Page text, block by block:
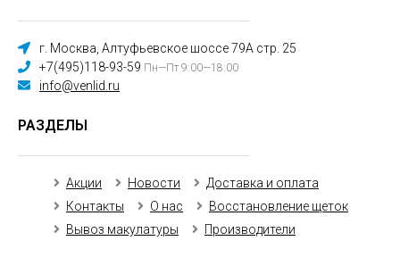
г. Москва, Алтуфьевское шоссе 79А стр. 25
+7(495)118-93-59 Пн—Пт 9:00—18:00
info@venlid.ru
РАЗДЕЛЫ
Акции Новости
Доставка и оплата
Контакты
О нас
Восстановление щеток
Вывоз макулатуры
Производители